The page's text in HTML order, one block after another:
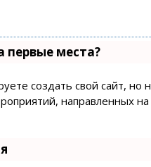
первые места?
создать свой сайт,
направленных